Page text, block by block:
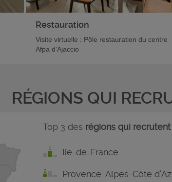
Restauration
Visite virtuelle : Pôle restauration du centre
Afpa d'Ajaccio
RÉGIONS QUI
Top 3 des régions qui recrutent
Ile-de-France
Provence-Alpes-Côte